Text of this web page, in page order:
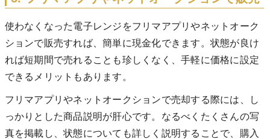
使わなくなった電子レンジをフリマアプリやネットオーク
ションで販売すれば、簡単に現金化できます。状態が良け
れば短期間で売れることも珍しくなく、手軽に価格に設定
できるメリットもあります。
フリマアプリやネットオークションで売却する際には、し
っかりとした商品説明が肝心です。なるべくたくさんの写
真を掲載し、状態についても詳しく説明することで、購入